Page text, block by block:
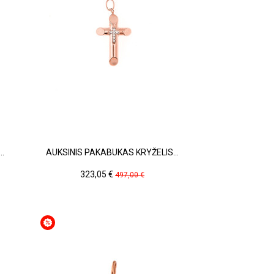
AUKSINIS PAKABUKAS KRYŽELIS...
Kaina
323,05 € Pradinė
497,00 €